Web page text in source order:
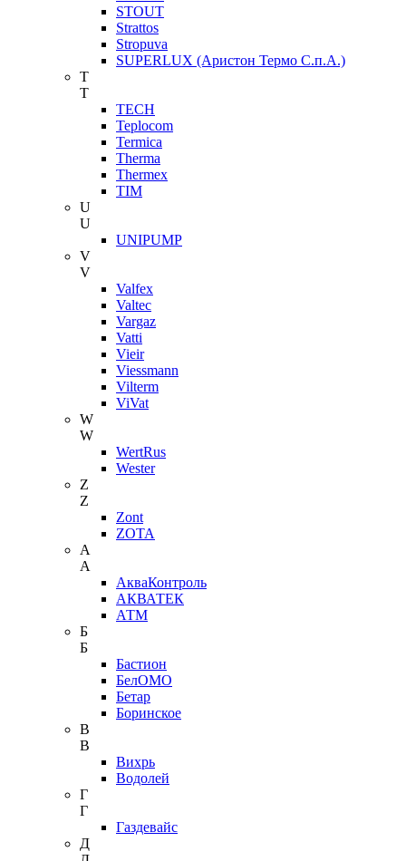
STOUT
Strattos
Stropuva
SUPERLUX (Аристон Термо С.п.А.)
T
T
TECH
Teplocom
Termica
Therma
Thermex
TIM
U
U
UNIPUMP
V
V
Valfex
Valtec
Vargaz
Vatti
Vieir
Viessmann
Vilterm
ViVat
W
W
WertRus
Wester
Z
Z
Zont
ZOTA
А
А
АкваКонтроль
АКВАТЕК
АТМ
Б
Б
Бастион
БелОМО
Бетар
Боринское
В
В
Вихрь
Водолей
Г
Г
Газдевайс
Д